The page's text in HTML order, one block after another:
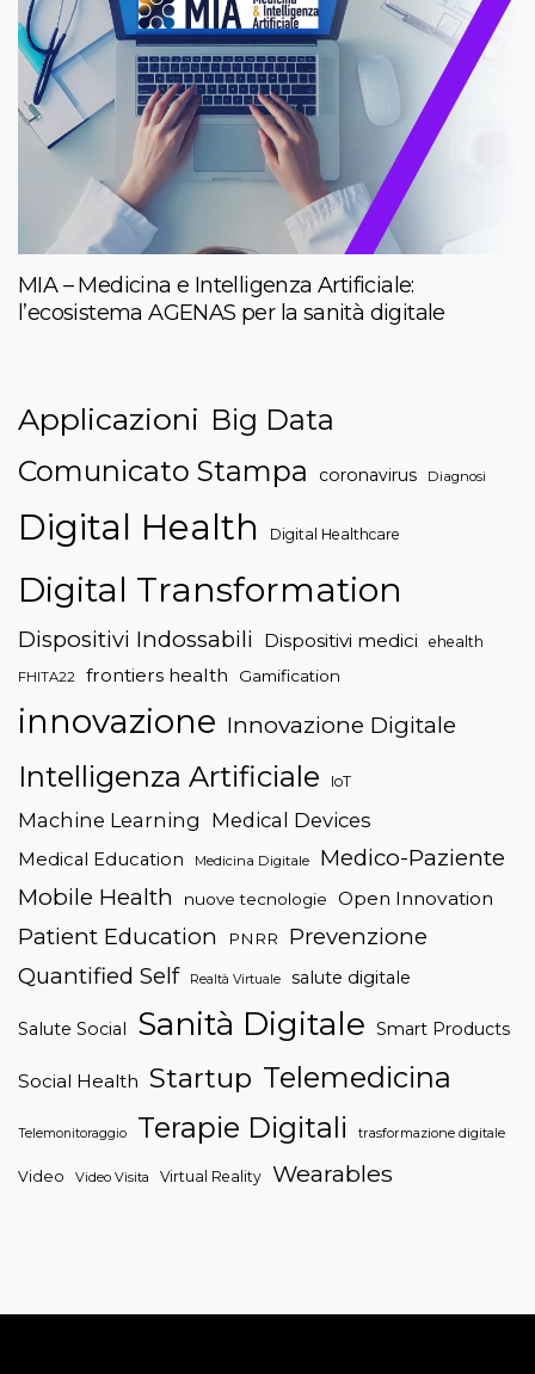
MIA – Medicina e Intelligenza Artificiale:
l’ecosistema AGENAS per la sanità digitale
Applicazioni Big Data
Comunicato Stampa
coronavirus Diagnosi
Digital Health Digital Healthcare
Digital Transformation
Dispositivi Indossabili Dispositivi medici ehealth
FHITA22 frontiers health Gamification
innovazione Innovazione Digitale
Intelligenza Artificiale IoT
Machine Learning Medical Devices
Medical Education Medicina Digitale
Medico-Paziente
Mobile Health
nuove tecnologie Open Innovation
Patient Education PNRR
Prevenzione
Quantified Self
Realtà Virtuale salute digitale
Salute Social Sanità Digitale Smart Products
Social Health Startup Telemedicina
Telemonitoraggio Terapie Digitali trasformazione digitale
Video Video Visita Virtual Reality Wearables